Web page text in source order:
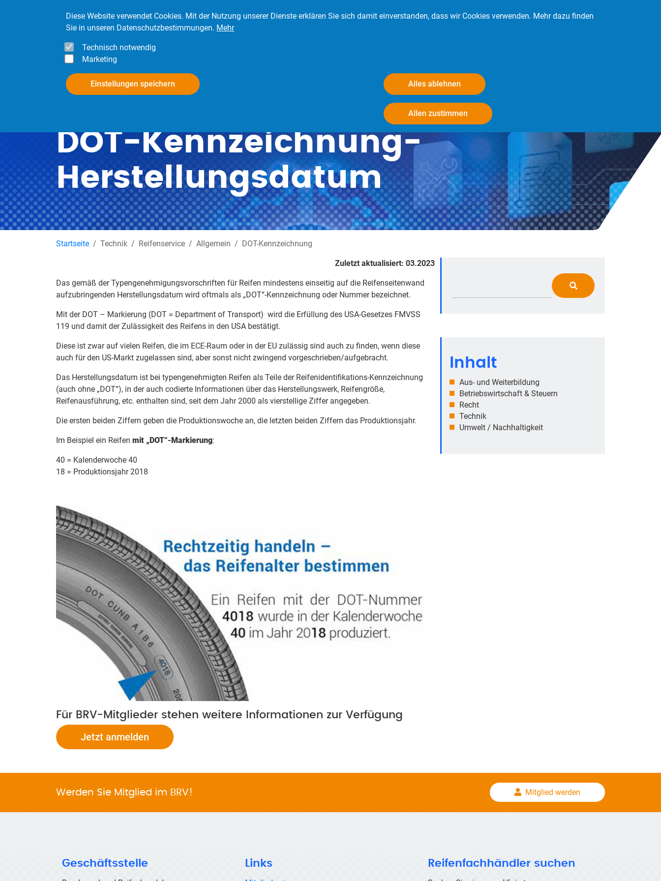
Diese Website verwendet Cookies. Mit der Nutzung unserer Dienste erklären Sie sich damit einverstanden, dass wir Cookies verwenden. Mehr dazu finden
Sie in unseren Datenschutzbestimmungen. Mehr
Technisch notwendig
Marketing
Einstellungen speichern Alles ablehnen
Allen zustimmen
Kontakt Login
DOT-Kennzeichnung-
Herstellungsdatum
Startseite Technik Reifenservice Allgemein DOT-Kennzeichnung
Zuletzt aktualisiert: 03.2023
Das gemäß der Typengenehmigungsvorschriften für Reifen mindestens einseitig auf die Reifenseitenwand
aufzubringenden Herstellungsdatum wird oftmals als „DOT“-Kennzeichnung oder Nummer bezeichnet.
Mit der DOT – Markierung (DOT = Department of Transport) wird die Erfüllung des USA-Gesetzes FMVSS
119 und damit der Zulässigkeit des Reifens in den USA bestätigt.
Diese ist zwar auf vielen Reifen, die im ECE-Raum oder in der EU zulässig sind auch zu finden, wenn diese
auch für den US-Markt zugelassen sind, aber sonst nicht zwingend vorgeschrieben/aufgebracht.
Das Herstellungsdatum ist bei typengenehmigten Reifen als Teile der Reifenidentifikations-Kennzeichnung
(auch ohne „DOT“), in der auch codierte Informationen über das Herstellungswerk, Reifengröße,
Reifenausführung, etc. enthalten sind, seit dem Jahr 2000 als vierstellige Ziffer angegeben.
Die ersten beiden Ziffern geben die Produktionswoche an, die letzten beiden Ziffern das Produktionsjahr.
Im Beispiel ein Reifen mit „DOT“-Markierung:
40 = Kalenderwoche 40
18 = Produktionsjahr 2018
Für BRV-Mitglieder stehen weitere Informationen zur Verfügung
Jetzt anmelden
Inhalt
Aus- und Weiterbildung
Betriebswirtschaft & Steuern
Recht
Technik
Umwelt / Nachhaltigkeit
Werden Sie Mitglied im BRV! Mitglied werden
Geschäftsstelle Links Reifenfachhändler suchen